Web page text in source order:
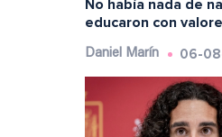
No había nada de
educaron con
Daniel Marín 06-